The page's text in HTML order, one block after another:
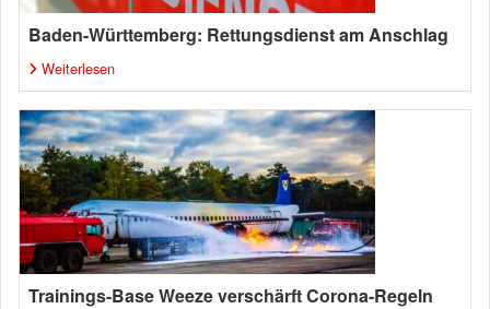
Baden-Württemberg: Rettungsdienst am Anschlag
Weiterlesen
Trainings-Base Weeze verschärft Corona-Regeln